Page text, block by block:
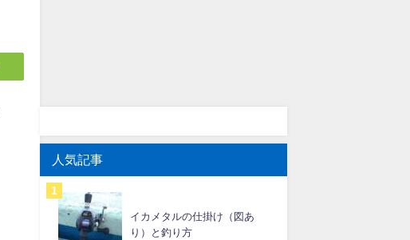
人気記事
イカメタルの仕掛け（図あ
り）と釣り方